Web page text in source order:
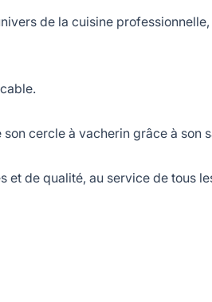
de la cuisine
cercle à vacherin grâce à son
et de qualité, au service de tous